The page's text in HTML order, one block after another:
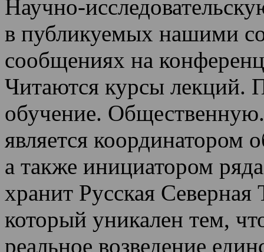
Научно-
в публикуемых нашими
сообщениях на
Читаются курсы лекций.
обучение.
является
а также инициатором
хранит Русская
который уникален тем,
реальное возведение